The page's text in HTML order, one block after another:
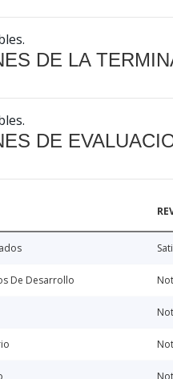
DE LA
DE
De Desarrollo